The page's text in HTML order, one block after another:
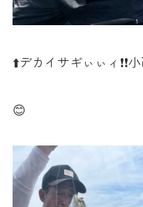
⬆️デカイサギぃぃィ❗️❗️
😊